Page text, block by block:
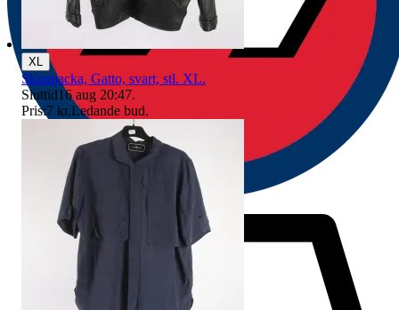
XL
Skinnjacka, Gatto, svart, stl. XL.
Sluttid16 aug 20:47.
Pris:7 kr,Ledande bud.